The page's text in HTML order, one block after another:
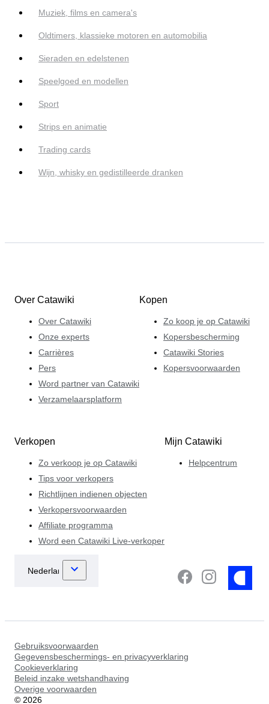
Muziek, films en camera's
Oldtimers, klassieke motoren en automobilia
Sieraden en edelstenen
Speelgoed en modellen
Sport
Strips en animatie
Trading cards
Wijn, whisky en gedistilleerde dranken
Over Catawiki
Over Catawiki
Onze experts
Carrières
Pers
Word partner van Catawiki
Verzamelaarsplatform
Kopen
Zo koop je op Catawiki
Kopersbescherming
Catawiki Stories
Kopersvoorwaarden
Verkopen
Zo verkoop je op Catawiki
Tips voor verkopers
Richtlijnen indienen objecten
Verkopersvoorwaarden
Affiliate programma
Word een Catawiki Live-verkoper
Mijn Catawiki
Helpcentrum
Gebruiksvoorwaarden
Gegevensbeschermings- en privacyverklaring
Cookieverklaring
Beleid inzake wetshandhaving
Overige voorwaarden
© 2026